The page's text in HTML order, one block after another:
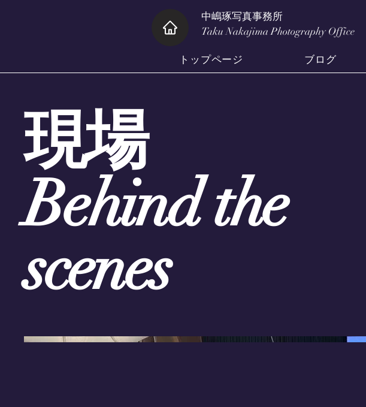
中嶋琢写真事務所
Taku Nakajima Photography Office
トップページ ブログ
現場
Behind the
scenes